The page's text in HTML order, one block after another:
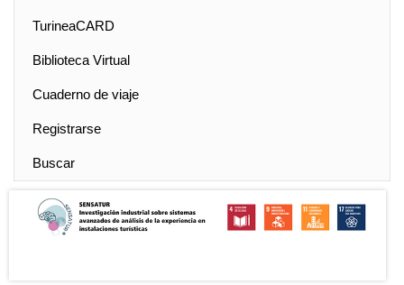
TurineaCARD
Biblioteca Virtual
Cuaderno de viaje
Registrarse
Buscar